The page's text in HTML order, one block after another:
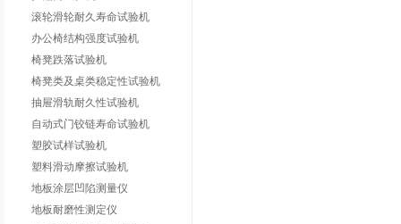
滚轮滑轮耐久寿命试验机
办公椅结构强度试验机
椅凳跌落试验机
椅凳类及桌类稳定性试验机
抽屉滑轨耐久性试验机
自动式门铰链寿命试验机
塑胶试样试验机
塑料滑动摩擦试验机
地板涂层凹陷测量仪
地板耐磨性测定仪